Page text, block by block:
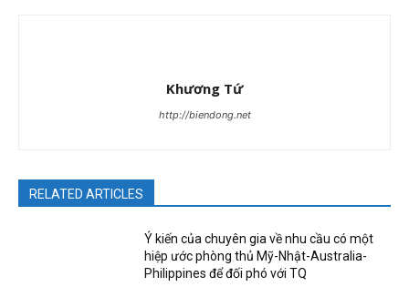
Khương Tứ
http://biendong.net
RELATED ARTICLES
Ý kiến của chuyên gia về nhu cầu có một
hiệp ước phòng thủ Mỹ-Nhật-Australia-
Philippines để đối phó với TQ